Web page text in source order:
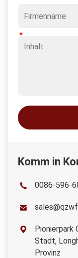
Komm in
0086-596-


Pionierpark
Stadt,
Provinz